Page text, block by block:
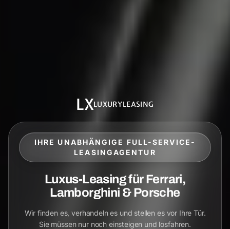
LXLUXURYLEASING
IHRE UNABHÄNGIGE FULL-SERVICE-
LEASINGAGENTUR
Luxus-Leasing für Ferrari,
Lamborghini & Porsche
Wir finden es, verhandeln es und stellen es vor Ihre Tür.
Sie müssen nur noch einsteigen und losfahren.